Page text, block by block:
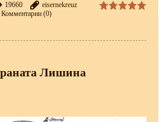
19660
eisernekreuz
Комментарии (0)
Лишина